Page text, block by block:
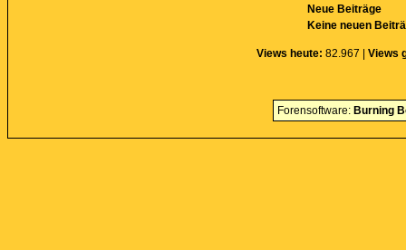
Neue Beiträge
Keine neuen
Views heute: 82.967 | Views
Forensoftware: Burning